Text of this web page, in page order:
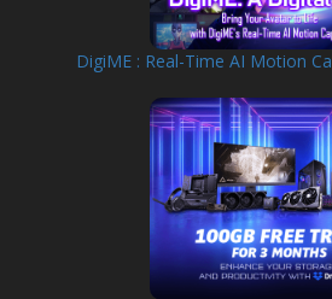
DigiME : Real-Time AI Motion